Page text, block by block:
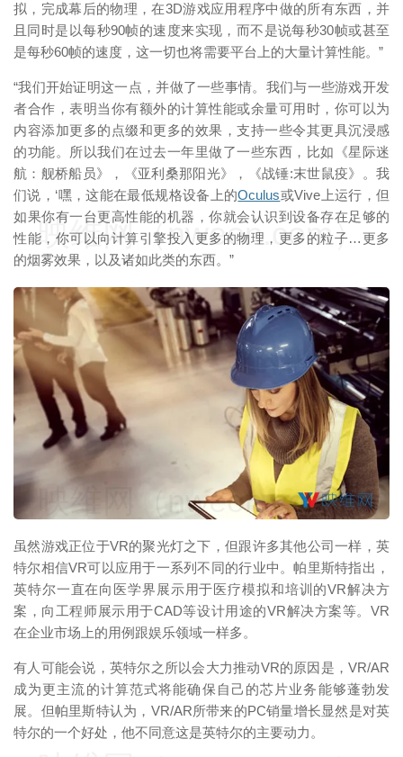
拟，完成幕后的物理，在3D游戏应用程序中做的所有东西，并
且同时是以每秒90帧的速度来实现，而不是说每秒30帧或甚至
是每秒60帧的速度，这一切也将需要平台上的大量计算性能。”
“我们开始证明这一点，并做了一些事情。我们与一些游戏开发
者合作，表明当你有额外的计算性能或余量可用时，你可以为
内容添加更多的点缀和更多的效果，支持一些令其更具沉浸感
的功能。所以我们在过去一年里做了一些东西，比如《星际迷
航：舰桥船员》，《亚利桑那阳光》，《战锤:末世鼠疫》。我
们说，‘嘿，这能在最低规格设备上的Oculus或Vive上运行，但
如果你有一台更高性能的机器，你就会认识到设备存在足够的
性能，你可以向计算引擎投入更多的物理，更多的粒子…更多
的烟雾效果，以及诸如此类的东西。”
虽然游戏正位于VR的聚光灯之下，但跟许多其他公司一样，英
特尔相信VR可以应用于一系列不同的行业中。帕里斯特指出，
英特尔一直在向医学界展示用于医疗模拟和培训的VR解决方
案，向工程师展示用于CAD等设计用途的VR解决方案等。VR
在企业市场上的用例跟娱乐领域一样多。
有人可能会说，英特尔之所以会大力推动VR的原因是，VR/AR
成为更主流的计算范式将能确保自己的芯片业务能够蓬勃发
展。但帕里斯特认为，VR/AR所带来的PC销量增长显然是对英
特尔的一个好处，他不同意这是英特尔的主要动力。
映维网（nweon.com）
映维网（nweon.com）